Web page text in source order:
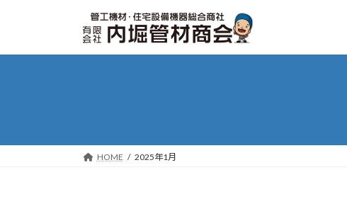
ン
ッ
ー
移
HOME 2025年1月